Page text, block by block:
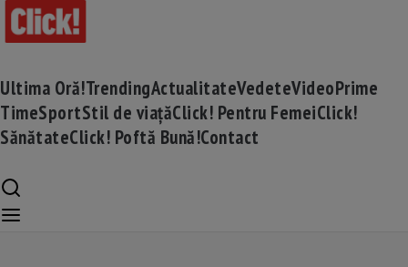
Ultima Oră!TrendingActualitateVedeteVideoPrime
TimeSportStil de viațăClick! Pentru FemeiClick!
SănătateClick! Poftă Bună!Contact